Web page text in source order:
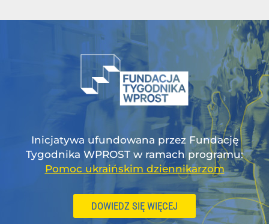
Inicjatywa ufundowana przez Fundację
Tygodnika WPROST w ramach programu:
Pomoc ukraińskim dziennikarzom
DOWIEDZ SIĘ WIĘCEJ